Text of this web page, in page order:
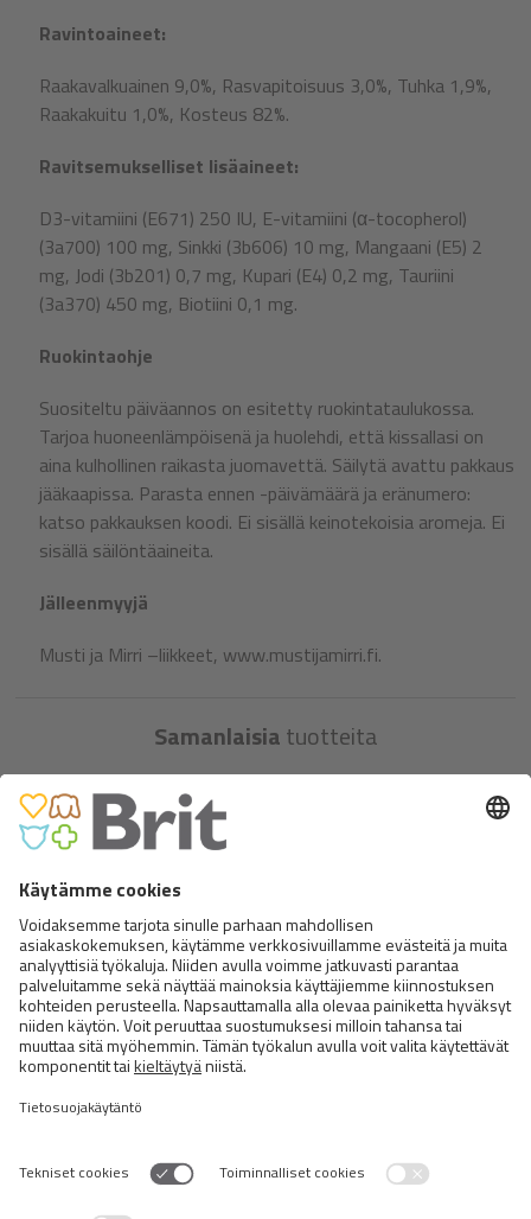
Ravintoaineet:
Raakavalkuainen 9,0%, Rasvapitoisuus 3,0%, Tuhka 1,9%,
Raakakuitu 1,0%, Kosteus 82%.
Ravitsemukselliset lisäaineet:
D3-vitamiini (E671) 250 IU, E-vitamiini (α-tocopherol)
(3a700) 100 mg, Sinkki (3b606) 10 mg, Mangaani (E5) 2
mg, Jodi (3b201) 0,7 mg, Kupari (E4) 0,2 mg, Tauriini
(3a370) 450 mg, Biotiini 0,1 mg.
Ruokintaohje
Suositeltu päiväannos on esitetty ruokintataulukossa.
Tarjoa huoneenlämpöisenä ja huolehdi, että kissallasi on
aina kulhollinen raikasta juomavettä. Säilytä avattu pakkaus
jääkaapissa. Parasta ennen -päivämäärä ja eränumero:
katso pakkauksen koodi. Ei sisällä keinotekoisia aromeja. Ei
sisällä säilöntäaineita.
Jälleenmyyjä
Musti ja Mirri –liikkeet, www.mustijamirri.fi.
Samanlaisiatuotteita
BRIT PREMIUM CAT POUCHES
CHICKEN CHUNKS FOR KITTEN